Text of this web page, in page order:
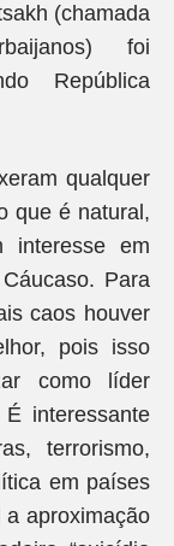
(chamada
foi
República
qualquer
que é natural,
em
Para
caos houver
pois isso
como líder
interessante
terrorismo,
em países
a aproximação